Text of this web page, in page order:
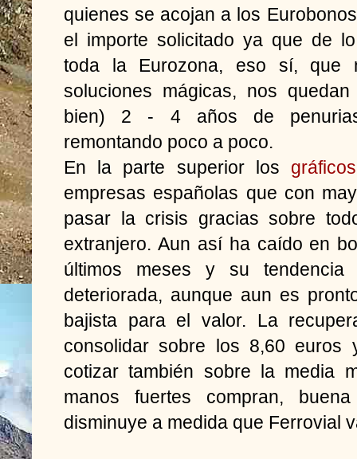
quienes se acojan a los
el importe solicitado ya que de
toda la Eurozona, eso sí, que
soluciones mágicas, nos
bien) 2 - 4 años de
remontando poco a poco.
En la parte superior los
empresas españolas que con
pasar la crisis gracias sobre
extranjero. Aun así ha caído en
últimos meses y su tendencia
deteriorada, aunque aun es
bajista para el valor. La
consolidar sobre los 8,60 euros
cotizar también sobre la media
manos fuertes compran,
disminuye a medida que Ferrovial